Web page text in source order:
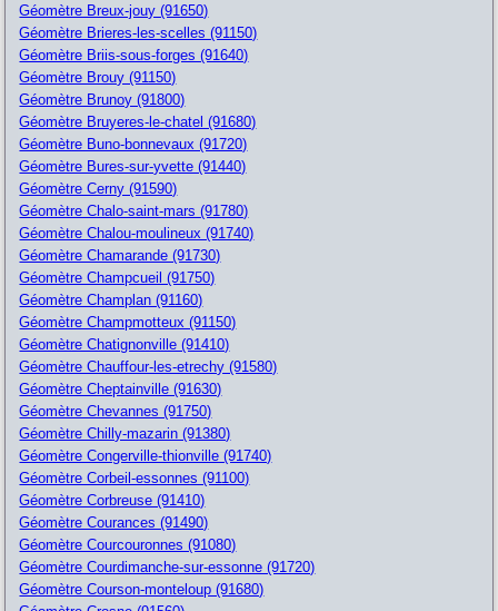
Géomètre Breux-jouy (91650)
Géomètre Brieres-les-scelles (91150)
Géomètre Briis-sous-forges (91640)
Géomètre Brouy (91150)
Géomètre Brunoy (91800)
Géomètre Bruyeres-le-chatel (91680)
Géomètre Buno-bonnevaux (91720)
Géomètre Bures-sur-yvette (91440)
Géomètre Cerny (91590)
Géomètre Chalo-saint-mars (91780)
Géomètre Chalou-moulineux (91740)
Géomètre Chamarande (91730)
Géomètre Champcueil (91750)
Géomètre Champlan (91160)
Géomètre Champmotteux (91150)
Géomètre Chatignonville (91410)
Géomètre Chauffour-les-etrechy (91580)
Géomètre Cheptainville (91630)
Géomètre Chevannes (91750)
Géomètre Chilly-mazarin (91380)
Géomètre Congerville-thionville (91740)
Géomètre Corbeil-essonnes (91100)
Géomètre Corbreuse (91410)
Géomètre Courances (91490)
Géomètre Courcouronnes (91080)
Géomètre Courdimanche-sur-essonne (91720)
Géomètre Courson-monteloup (91680)